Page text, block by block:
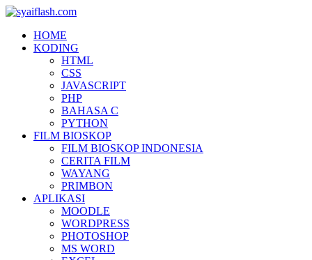
HOME
KODING
HTML
CSS
JAVASCRIPT
PHP
BAHASA C
PYTHON
FILM BIOSKOP
FILM BIOSKOP INDONESIA
CERITA FILM
WAYANG
PRIMBON
APLIKASI
MOODLE
WORDPRESS
PHOTOSHOP
MS WORD